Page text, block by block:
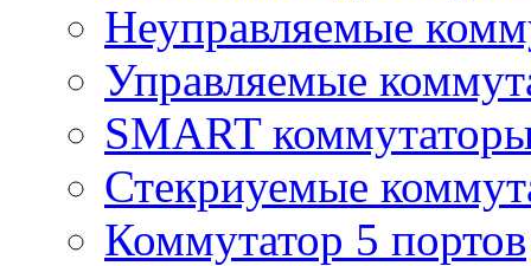
Неуправляемые
Управляемые
SMART
Стекриуемые
Коммутатор 5 портов